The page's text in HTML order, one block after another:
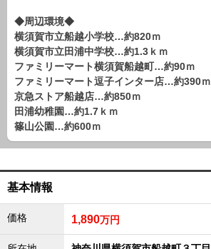
◆周辺環境◆
横須賀市立船越小学校…約820ｍ
横須賀市立田浦中学校…約1.3ｋｍ
ファミリーマート横須賀船越町…約90ｍ
ファミリーマート逗子インター店…約390ｍ
京急ストア船越店…約850ｍ
田浦幼稚園…約1.7ｋｍ
篠山公園…約600ｍ
基本情報
価格 1,890万円
物件検索
新築一戸建
エリアから探す
路線から探す
中古一戸建
エリアから探す
エリアから探す
路線から探す
土 地
エリアから探す